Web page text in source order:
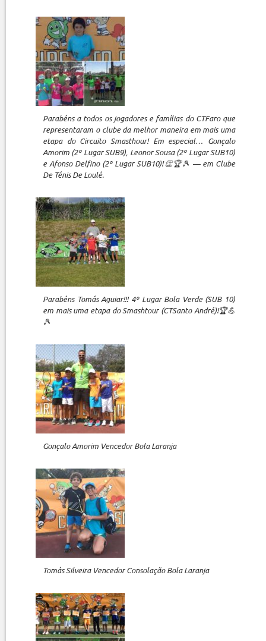
Parabéns a todos os jogadores e famílias do CTFaro que
representaram o clube da melhor maneira em mais uma
etapa do Circuito Smasthour! Em especial… Gonçalo
Amorim (2º Lugar SUB9), Leonor Sousa (2º Lugar SUB10)
e Afonso Delfino (2º Lugar SUB10)!👏🏆🎾 — em Clube
De Ténis De Loulé.
Parabéns Tomás Aguiar!!! 4º Lugar Bola Verde (SUB 10)
em mais uma etapa do Smashtour (CTSanto André)!🏆💪
🎾
Gonçalo Amorim Vencedor Bola Laranja
Tomás Silveira Vencedor Consolação Bola Laranja